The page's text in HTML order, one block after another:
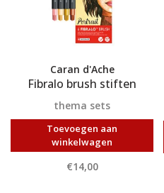
Caran d'Ache
Fibralo brush stiften
thema sets
Toevoegen aan
winkelwagen
€14,00